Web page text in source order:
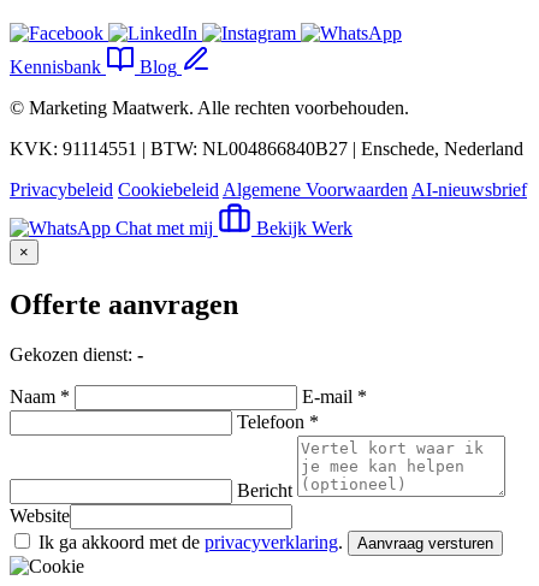
Kennisbank
Blog
© Marketing Maatwerk. Alle rechten voorbehouden.
KVK: 91114551 | BTW: NL004866840B27 | Enschede, Nederland
Privacybeleid Cookiebeleid Algemene Voorwaarden AI-nieuwsbrief
Chat met mij
Bekijk Werk
×
Offerte aanvragen
Gekozen dienst: -
Naam *
E-mail *
Telefoon *
Bericht
Website
Ik ga akkoord met de privacyverklaring. Aanvraag versturen